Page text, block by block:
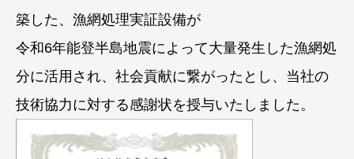
築した、漁網処理実証設備が
令和6年能登半島地震によって大量発生した漁網処
分に活用され、社会貢献に繋がったとし、当社の
技術協力に対する感謝状を授与いたしました。